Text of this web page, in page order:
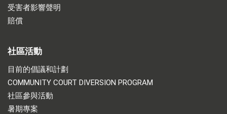
受害者影響聲明
賠償
社區活動
目前的倡議和計劃
COMMUNITY COURT DIVERSION PROGRAM
社區參與活動
暑期專案